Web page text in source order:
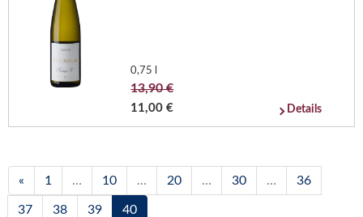
0,75 l
13,90 €
11,00 € Details
« 1 … 10 … 20 … 30 … 36
37 38 39 40